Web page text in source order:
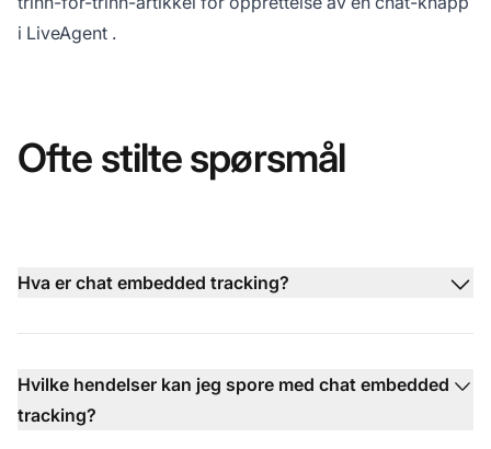
i LiveAgent .
Ofte stilte spørsmål
Hva er chat embedded tracking?
Hvilke hendelser kan jeg spore med chat embedded
tracking?